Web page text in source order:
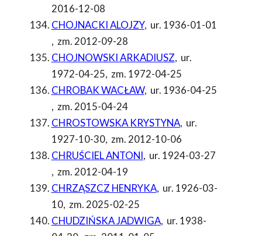
2016-12-08
CHOJNACKI ALOJZY, ur. 1936-01-01
, zm. 2012-09-28
CHOJNOWSKI ARKADIUSZ, ur.
1972-04-25, zm. 1972-04-25
CHROBAK WACŁAW, ur. 1936-04-25
, zm. 2015-04-24
CHROSTOWSKA KRYSTYNA, ur.
1927-10-30, zm. 2012-10-06
CHRUŚCIEL ANTONI, ur. 1924-03-27
, zm. 2012-04-19
CHRZĄSZCZ HENRYKA, ur. 1926-03-
10, zm. 2025-02-25
CHUDZIŃSKA JADWIGA, ur. 1938-